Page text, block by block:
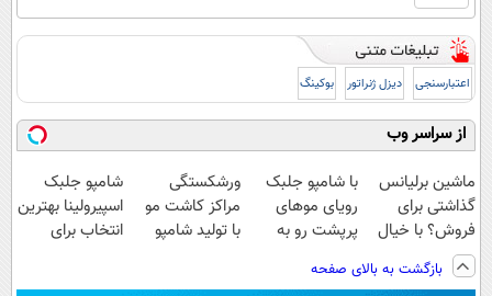
اعتبارسنجی دیزل ژنراتور بوکینگ
از سراسر وب
ماشین برلیانس
گذاشتی برای
فروش؟ با خیال
راحت بفروش
با شامپو جلبک
رویای موهای
پرپشت رو به
کن
ورشکستگی
مراکز کاشت مو
با تولید شامپو
شامپو جلبک
اسپیرولینا بهترین
انتخاب برای
بازگشت به بالای صفحه